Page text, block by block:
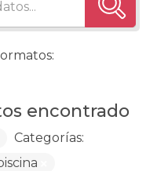
encontrado
Categorías: